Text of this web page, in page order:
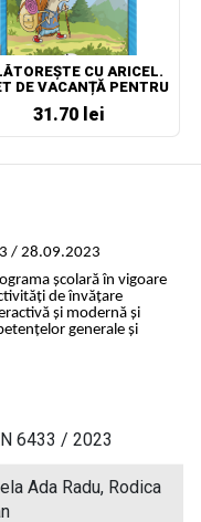
CU ARICEL.
DE VACANȚĂ PENTRU
31.70 lei
/ 28.09.2023
şcolară în vigoare
de învățare
și modernă și
generale și
6433 / 2023
Ada Radu, Rodica